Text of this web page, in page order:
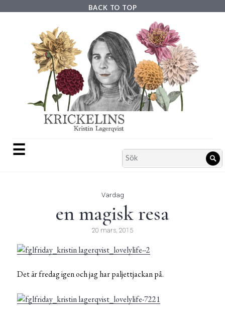
☰
Search
for:
Vardag
en magisk resa
20 mars, 2015
Det är fredag igen och jag har paljettjackan på.
BACK TO TOP